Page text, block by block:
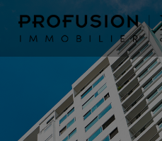
Recherche avancée